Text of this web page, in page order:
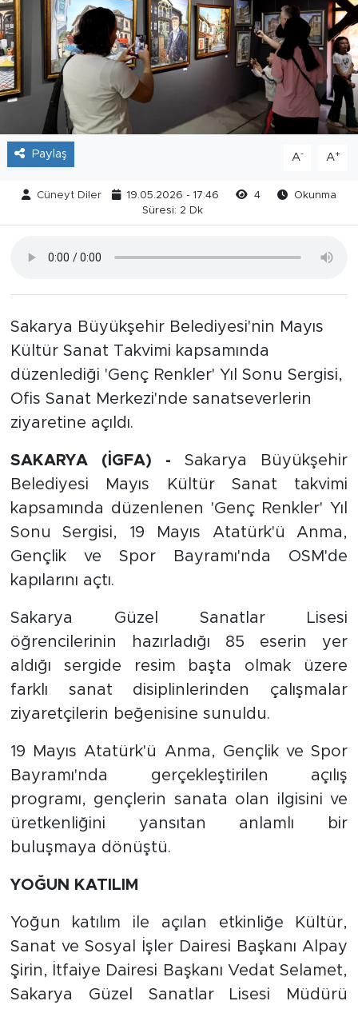
Paylaş A- A+
Cüneyt Diler 19.05.2026 - 17:46 4
Okunma
Süresi: 2 Dk
Sakarya Büyükşehir Belediyesi'nin Mayıs
Kültür Sanat Takvimi kapsamında
düzenlediği 'Genç Renkler' Yıl Sonu Sergisi,
Ofis Sanat Merkezi'nde sanatseverlerin
ziyaretine açıldı.
SAKARYA (İGFA) -Sakarya Büyükşehir
Belediyesi Mayıs Kültür Sanat takvimi
kapsamında düzenlenen 'Genç Renkler' Yıl
Sonu Sergisi, 19 Mayıs Atatürk'ü Anma,
Gençlik ve Spor Bayramı'nda OSM'de
kapılarını açtı.
Sakarya Güzel Sanatlar Lisesi
öğrencilerinin hazırladığı 85 eserin yer
aldığı sergide resim başta olmak üzere
farklı sanat disiplinlerinden çalışmalar
ziyaretçilerin beğenisine sunuldu.
19 Mayıs Atatürk'ü Anma, Gençlik ve Spor
Bayramı'nda gerçekleştirilen açılış
programı, gençlerin sanata olan ilgisini ve
üretkenliğini yansıtan anlamlı bir
buluşmaya dönüştü.
YOĞUN KATILIM
Yoğun katılım ile açılan etkinliğe Kültür,
Sanat ve Sosyal İşler Dairesi Başkanı Alpay
Şirin, İtfaiye Dairesi Başkanı Vedat Selamet,
Sakarya Güzel Sanatlar Lisesi Müdürü